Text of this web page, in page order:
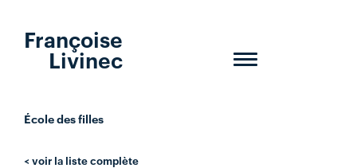
Toggle
Françoise
Livinec
École des filles
< voir la liste complète